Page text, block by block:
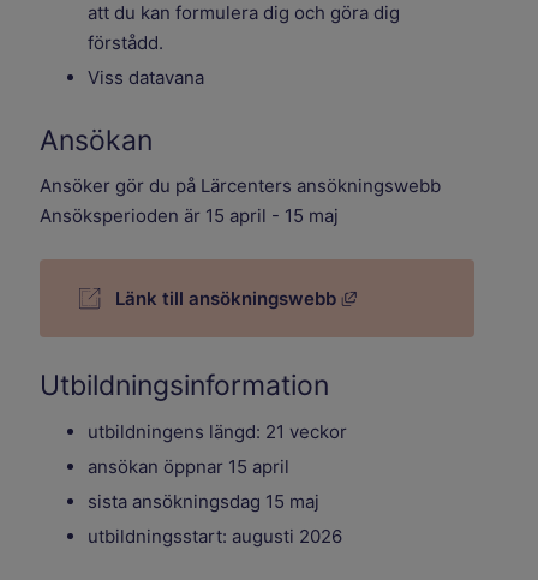
att du kan formulera dig och göra dig
förstådd.
Viss datavana
Ansökan
Ansöker gör du på Lärcenters ansökningswebb
Ansöksperioden är 15 april - 15 maj
Länk till ansökningswebb Länk till annan
Utbildningsinformation
utbildningens längd: 21 veckor
ansökan öppnar 15 april
sista ansökningsdag 15 maj
utbildningsstart: augusti 2026